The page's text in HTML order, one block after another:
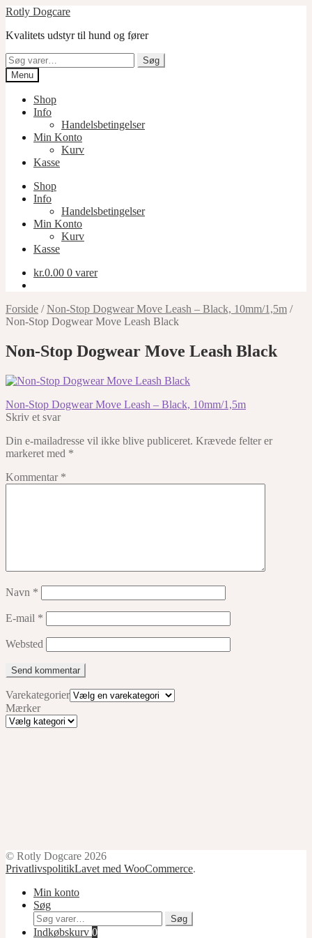
Spring
navigation
Spring
indhold
Rotly Dogcare
Kvalitets udstyr til hund og fører
Søg
efter:
Søg
Menu
Shop
Info
Handelsbetingelser
Min Konto
Kurv
Kasse
Shop
Info
Handelsbetingelser
Min Konto
Kurv
Kasse
kr.0.00 0 varer
Forside /Non-Stop Dogwear Move Leash – Black, 10mm/1,5m /
Non-Stop Dogwear Move Leash Black
Non-Stop Dogwear Move Leash Black
Indlægsnavigation
Forrige
indlæg:
Non-Stop Dogwear Move Leash – Black, 10mm/1,5m
Skriv et svar
Din e-mailadresse vil ikke blive publiceret. Krævede felter er
markeret med *
Kommentar *
Navn *
E-mail *
Websted
Varekategorier
Mærker
Mærker
© Rotly Dogcare 2026
PrivatlivspolitikLavet med WooCommerce.
Min konto
Søg
Søg
efter:
Søg
Indkøbskurv 0